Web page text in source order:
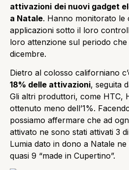
attivazioni dei nuovi gadget
a Natale. Hanno monitorato le
applicazioni sotto il loro
loro attenzione sul periodo che
dicembre.
Dietro al colosso californiano
18% delle attivazioni, seguita
Gli altri produttori, come HTC,
ottenuto meno dell’1%.
possiamo affermare che ad
attivato ne sono stati attivati 3
Lumia dato in dono a Natale
quasi 9 “made in Cupertino”.